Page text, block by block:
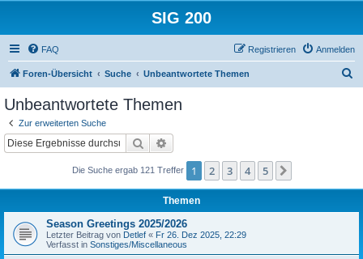
SIG 200
FAQ Anmelden
Registrieren
Foren-Übersicht Suche Unbeantwortete Themen
Unbeantwortete Themen
Zur erweiterten Suche
Suche
Die Suche ergab 121 Treffer 1 2 3 4 5
Themen
Season Greetings 2025/2026
Letzter Beitrag von Detlef « Fr 26. Dez 2025, 22:29
Verfasst in Sonstiges/Miscellaneous